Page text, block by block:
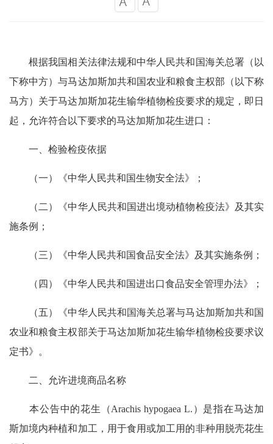
根据我国相关法律法规和中华人民共和国海关总署（以
下称中方）与马达加斯加共和国农业和粮食主权部（以下称
马方）关于马达加斯加花生输华植物检疫要求的规定，即日
起，允许符合以下要求的马达加斯加花生进口：
一、检验检疫依据
（一）《中华人民共和国生物安全法》；
（二）《中华人民共和国进出境动植物检疫法》及其实
施条例；
（三）《中华人民共和国食品安全法》及其实施条例；
（四）《中华人民共和国进出口食品安全管理办法》；
（五）《中华人民共和国海关总署与马达加斯加共和国
农业和粮食主权部关于马达加斯加花生输华植物检疫要求议
定书》。
二、允许进境商品名称
本公告中的花生（Arachis hypogaea L.）是指在马达加
斯加境内种植和加工，用于食用或加工用的非种用脱壳花生